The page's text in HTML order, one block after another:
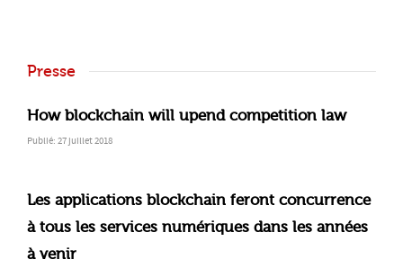
Presse
How blockchain will upend competition law
Publié: 27 juillet 2018
Les applications blockchain feront concurrence
à tous les services numériques dans les années
à venir